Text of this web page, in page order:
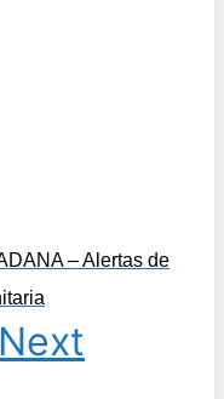
– Alertas de